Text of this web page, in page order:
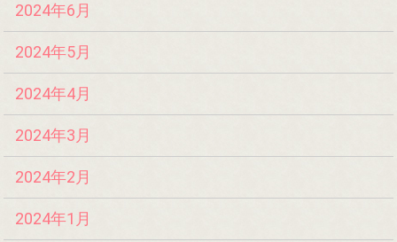
2024年6月
2024年5月
2024年4月
2024年3月
2024年2月
2024年1月